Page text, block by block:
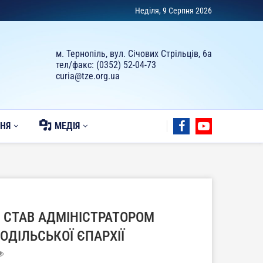
Неділя, 9 Серпня 2026
м. Тернопіль, вул. Січових Стрільців, 6а
тел/факс: (0352) 52-04-73
curia@tze.org.ua
МЕДІЯ
АДМІНІСТРАТОРОМ
ЄПАРХІЇ